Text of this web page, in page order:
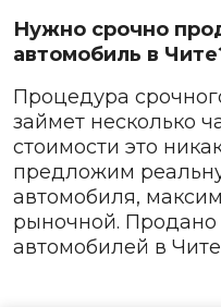
Нужно срочно
автомобиль в
Процедура
займет несколько
стоимости это
предложим
автомобиля,
рыночной.
автомобилей в